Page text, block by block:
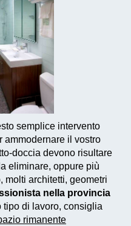
semplice intervento
ammodernare il vostro
doccia devono risultare
eliminare, oppure più
molti architetti, geometri
nella provincia
tipo di lavoro, consiglia
rimanente